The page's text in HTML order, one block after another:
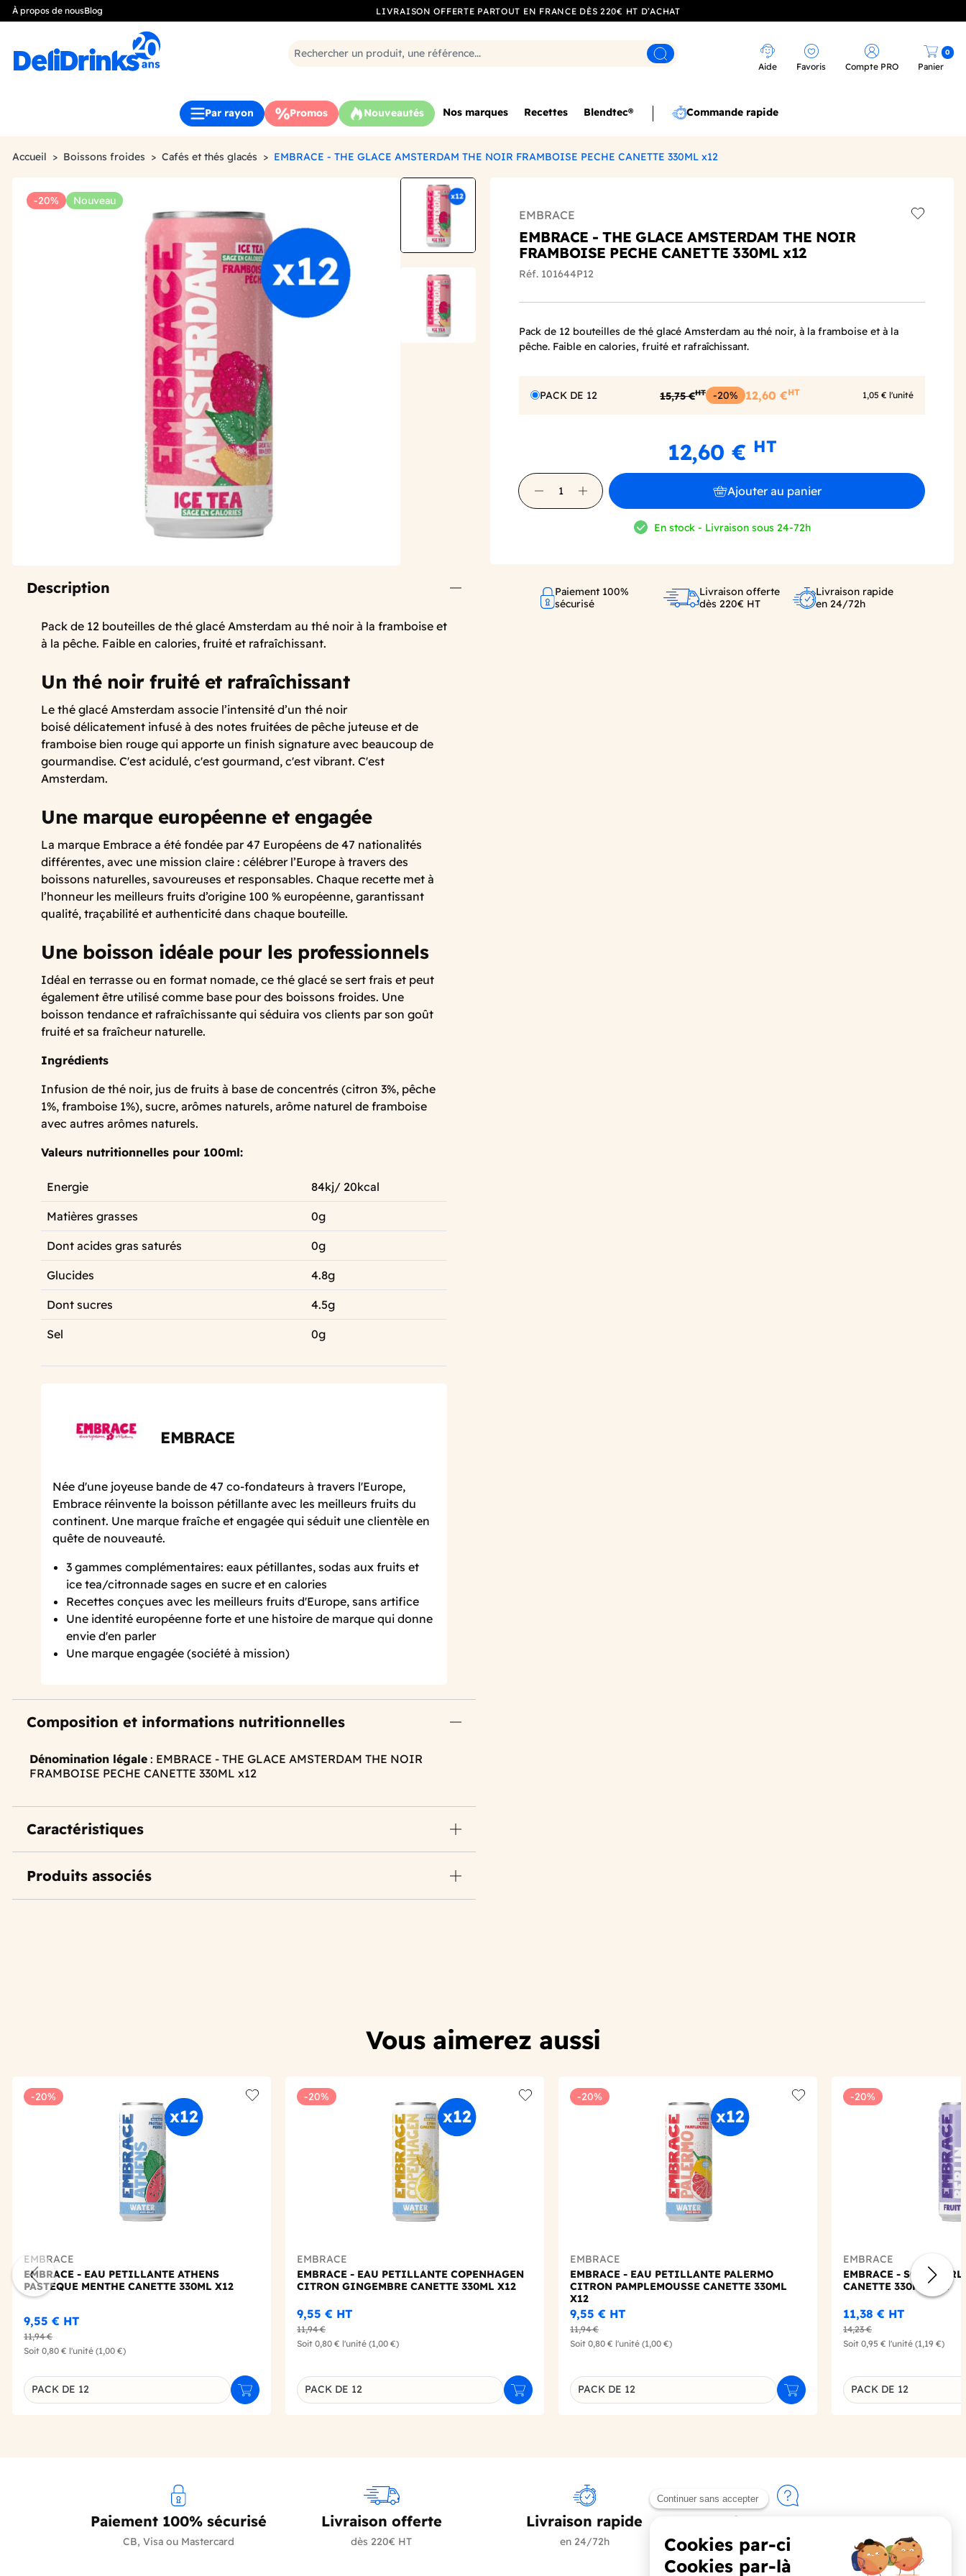
À propos de nousBlog LIVRAISON OFFERTE PARTOUT EN FRANCE DÈS 220€ HT D’ACHAT
Rechercher
Aide Favoris Compte PRO Panier
0
Par rayon Promos Nouveautés Nos marques Recettes Blendtec® Commande rapide
Accueil Boissons froides Cafés et thés glacés EMBRACE - THE GLACE AMSTERDAM THE NOIR FRAMBOISE PECHE CANETTE 330ML x12
-20% Nouveau
Description
Pack de 12 bouteilles de thé glacé Amsterdam au thé noir à la framboise et
à la pêche. Faible en calories, fruité et rafraîchissant.
Un thé noir fruité et rafraîchissant
Le thé glacé Amsterdam associe l’intensité d’un thé noir
boisé délicatement infusé à des notes fruitées de pêche juteuse et de
framboise bien rouge qui apporte un finish signature avec beaucoup de
gourmandise. C'est acidulé, c'est gourmand, c'est vibrant. C'est
Amsterdam.
Une marque européenne et engagée
La marque Embrace a été fondée par 47 Européens de 47 nationalités
différentes, avec une mission claire : célébrer l’Europe à travers des
boissons naturelles, savoureuses et responsables. Chaque recette met à
l’honneur les meilleurs fruits d’origine 100 % européenne, garantissant
qualité, traçabilité et authenticité dans chaque bouteille.
Une boisson idéale pour les professionnels
Idéal en terrasse ou en format nomade, ce thé glacé se sert frais et peut
également être utilisé comme base pour des boissons froides. Une
boisson tendance et rafraîchissante qui séduira vos clients par son goût
fruité et sa fraîcheur naturelle.
Ingrédients
Infusion de thé noir, jus de fruits à base de concentrés (citron 3%, pêche
1%, framboise 1%), sucre, arômes naturels, arôme naturel de framboise
avec autres arômes naturels.
Valeurs nutritionnelles pour 100ml:
Energie 84kj/ 20kcal
Matières grasses 0g
Dont acides gras saturés 0g
Glucides 4.8g
Dont sucres 4.5g
Sel 0g
EMBRACE
Née d'une joyeuse bande de 47 co-fondateurs à travers l'Europe,
Embrace réinvente la boisson pétillante avec les meilleurs fruits du
continent. Une marque fraîche et engagée qui séduit une clientèle en
quête de nouveauté.
3 gammes complémentaires: eaux pétillantes, sodas aux fruits et
ice tea/citronnade sages en sucre et en calories
Recettes conçues avec les meilleurs fruits d'Europe, sans artifice
Une identité européenne forte et une histoire de marque qui donne
envie d'en parler
Une marque engagée (société à mission)
Composition et informations nutritionnelles
Dénomination légale : EMBRACE - THE GLACE AMSTERDAM THE NOIR
FRAMBOISE PECHE CANETTE 330ML x12
Caractéristiques
Produits associés
EMBRACE
EMBRACE - THE GLACE AMSTERDAM THE NOIR
FRAMBOISE PECHE CANETTE 330ML x12
Réf. 101644P12
Pack de 12 bouteilles de thé glacé Amsterdam au thé noir, à la framboise et à la
pêche. Faible en calories, fruité et rafraîchissant.
PACK DE 12 15,75 €HT -20% 12,60 €HT 1,05 € l'unité
12,60 € HT
Ajouter au panier
En stock - Livraison sous 24-72h
Paiement 100%
sécurisé
Livraison offerte
dès 220€ HT
Livraison rapide
en 24/72h
Vous aimerez aussi
-20%
Add to wishlist
EMBRACE
EMBRACE - EAU PETILLANTE ATHENS
PASTEQUE MENTHE CANETTE 330ML X12
9,55 € HT
11,94 €
Soit 0,80 € l'unité (1,00 €)
Déclinaison du produit
PACK DE 12 Ajouter au panier
-20%
Add to wishlist
EMBRACE
EMBRACE - EAU PETILLANTE COPENHAGEN
CITRON GINGEMBRE CANETTE 330ML X12
9,55 € HT
11,94 €
Soit 0,80 € l'unité (1,00 €)
Déclinaison du produit
PACK DE 12 Ajouter au panier
-20%
Add to wishlist
EMBRACE
EMBRACE - EAU PETILLANTE PALERMO
CITRON PAMPLEMOUSSE CANETTE 330ML
X12
9,55 € HT
11,94 €
Soit 0,80 € l'unité (1,00 €)
Déclinaison du produit
PACK DE 12 Ajouter au panier
-20%
EMBRACE
EMBRACE - SODA
CANETTE 330ML X12
11,38 € HT
14,23 €
Soit 0,95 € l'unité (1,19 €)
Déclinaison du produit
PACK DE 12
Paiement 100% sécurisé
CB, Visa ou Mastercard
Livraison offerte
dès 220€ HT
Livraison rapide
en 24/72h
Contactez-nous
+33 (0)4 90 91 20 80